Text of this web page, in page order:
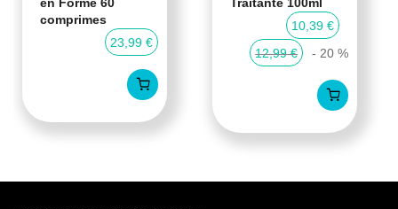
comprimes
23,99 €
10,39 €
12,99 €
- 20 %